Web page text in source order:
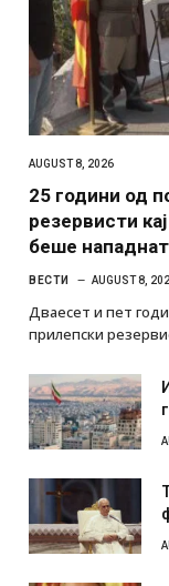
AUGUST 8, 2026
25 години од
резервисти
беше
ВЕСТИ AUGUST 8,
Дваесет и пет
прилепски